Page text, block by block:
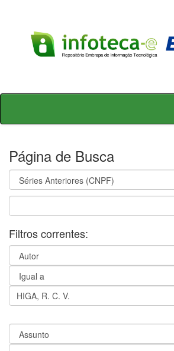
Skip
Página de Busca
Filtros correntes: